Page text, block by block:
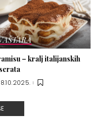
– kralj italijanskih